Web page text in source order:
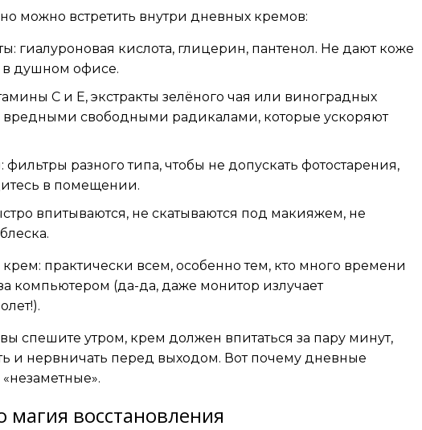
можно встретить внутри дневных кремов:
гиалуроновая кислота, глицерин, пантенол. Не дают коже
в душном офисе.
C и E, экстракты зелёного чая или виноградных
вредными свободными радикалами, которые ускоряют
фильтры разного типа, чтобы не допускать фотостарения,
в помещении.
впитываются, не скатываются под макияжем, не
практически всем, особенно тем, кто много времени
компьютером (да-да, даже монитор излучает
спешите утром, крем должен впитаться за пару минут,
и нервничать перед выходом. Вот почему дневные
магия восстановления